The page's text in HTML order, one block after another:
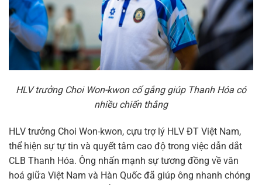
HLV trưởng Choi Won-kwon cố gắng giúp Thanh Hóa có
nhiều chiến thắng
HLV trưởng Choi Won-kwon, cựu trợ lý HLV ĐT Việt Nam,
thể hiện sự tự tin và quyết tâm cao độ trong việc dẫn dắt
CLB Thanh Hóa. Ông nhấn mạnh sự tương đồng về văn
hoá giữa Việt Nam và Hàn Quốc đã giúp ông nhanh chóng